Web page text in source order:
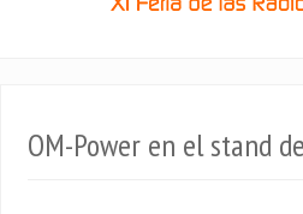
OM-Power en el stand